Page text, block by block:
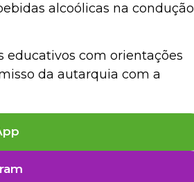
alcoólicas na condução
educativos com orientações
da autarquia com a